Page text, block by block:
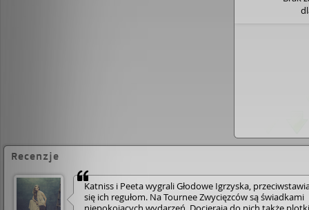
Recenzje
Katniss i Peeta wygrali Głodowe Igrzyska,
się ich regułom. Na Tournee Zwycięzców są świadkami